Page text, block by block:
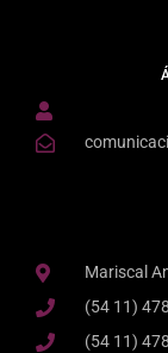
Mariscal
(54 11)
(54 11)